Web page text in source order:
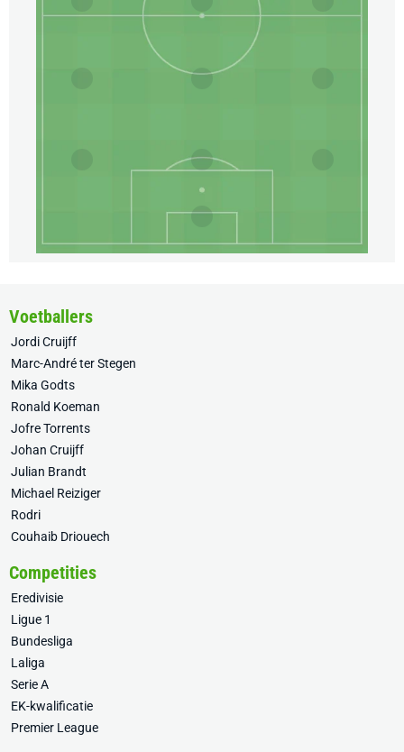
Voetballers
Jordi Cruijff
Marc-André ter Stegen
Mika Godts
Ronald Koeman
Jofre Torrents
Johan Cruijff
Julian Brandt
Michael Reiziger
Rodri
Couhaib Driouech
Competities
Eredivisie
Ligue 1
Bundesliga
Laliga
Serie A
EK-kwalificatie
Premier League